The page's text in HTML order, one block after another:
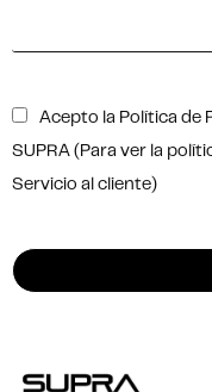
Acepto la Política de
SUPRA (Para ver la
Servicio al cliente)